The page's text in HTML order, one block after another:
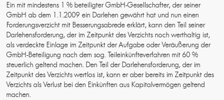
Ein mit mindestens 1 % beteiligter GmbH-Gesellschafter, der seiner
GmbH ab dem 1.1.2009 ein Darlehen gewährt hat und nun einen
Forderungsverzicht mit Besserungsabrede erklärt, kann den Teil seiner
Darlehensforderung, der im Zeitpunkt des Verzichts noch werthaltig ist,
als verdeckte Einlage im Zeitpunkt der Aufgabe oder Veräußerung der
GmbH-Beteiligung nach dem sog. Teileinkünfteverfahren mit 60 %
steuerlich geltend machen. Den Teil der Darlehensforderung, der im
Zeitpunkt des Verzichts wertlos ist, kann er aber bereits im Zeitpunkt des
Verzichts als Verlust bei den Einkünften aus Kapitalvermögen geltend
machen.